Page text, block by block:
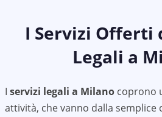
I Servizi Offerti
Legali a
I servizi legali a Milano coprono
attività, che vanno dalla semplice